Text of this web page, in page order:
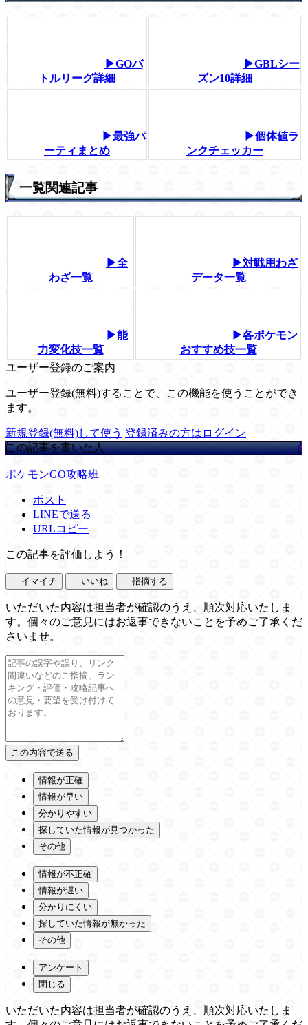
▶GOバ
トルリーグ詳細
▶GBLシー
ズン10詳細
▶最強パ
ーティまとめ
▶個体値ラ
ンクチェッカー
一覧関連記事
▶全
わざ一覧
▶対戦用わざ
データ一覧
▶能
力変化技一覧
▶各ポケモン
おすすめ技一覧
ユーザー登録のご案内
ユーザー登録(無料)することで、この機能を使うことができ
ます。
新規登録(無料)して使う 登録済みの方はログイン
この記事を書いた人
ポケモンGO攻略班
ポスト
LINEで送る
URLコピー
この記事を評価しよう！
イマイチ いいね 指摘する
いただいた内容は担当者が確認のうえ、順次対応いたしま
す。個々のご意見にはお返事できないことを予めご了承くだ
さいませ。
情報が正確
情報が早い
分かりやすい
探していた情報が見つかった
その他
情報が不正確
情報が遅い
分かりにくい
探していた情報が無かった
その他
アンケート
閉じる
いただいた内容は担当者が確認のうえ、順次対応いたしま